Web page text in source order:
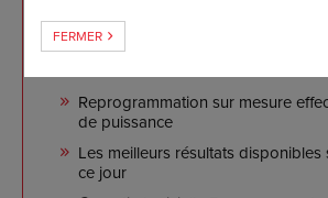
NOS ENGAGEMENTS
Reprogrammation sur mesure
de puissance
Les meilleurs résultats disponibles
ce jour
FERMER